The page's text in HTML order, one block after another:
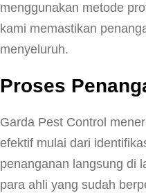
menggunakan metode
kami memastikan
menyeluruh.
Proses
Garda Pest Control
efektif mulai dari
penanganan langsung di
para ahli yang sudah